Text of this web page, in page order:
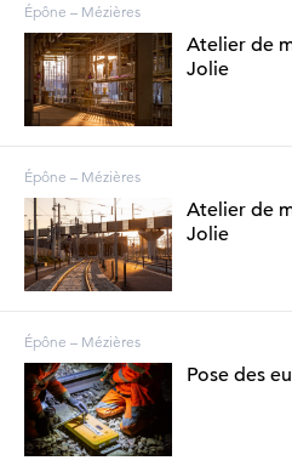
Épône – Mézières
Atelier de
Jolie
Épône – Mézières
Atelier de
Jolie
Épône – Mézières
Pose des